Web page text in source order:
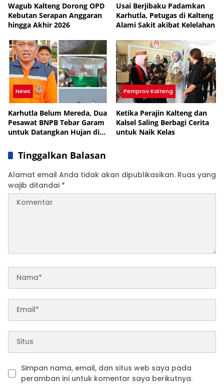
Wagub Kalteng Dorong OPD
Kebutan Serapan Anggaran
hingga Akhir 2026
Usai Berjibaku Padamkan
Karhutla, Petugas di Kalteng
Alami Sakit akibat Kelelahan
News
Karhutla Belum Mereda, Dua
Pesawat BNPB Tebar Garam
untuk Datangkan Hujan di
Pemprov Kalteng
Ketika Perajin Kalteng dan
Kalsel Saling Berbagi Cerita
untuk Naik Kelas
Tinggalkan Balasan
Alamat email Anda tidak akan dipublikasikan. Ruas yang
wajib ditandai *
Simpan nama, email, dan situs web saya pada
peramban ini untuk komentar saya berikutnya.